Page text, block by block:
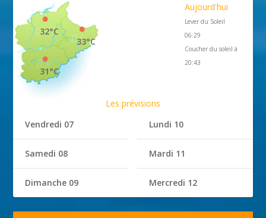
33°C
32°C
31°C
Aujourd'hui
Lever du Soleil
06:29
Coucher du soleil à
20:43
Les prévisions
Vendredi 07
Samedi 08
Dimanche 09
Lundi 10
Mardi 11
Mercredi 12